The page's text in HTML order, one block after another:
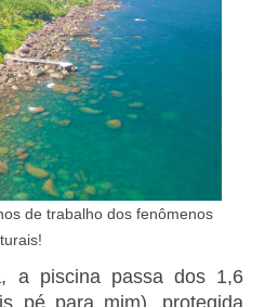
de trabalho dos fenômenos
a piscina passa dos 1,6
pé para mim), protegida